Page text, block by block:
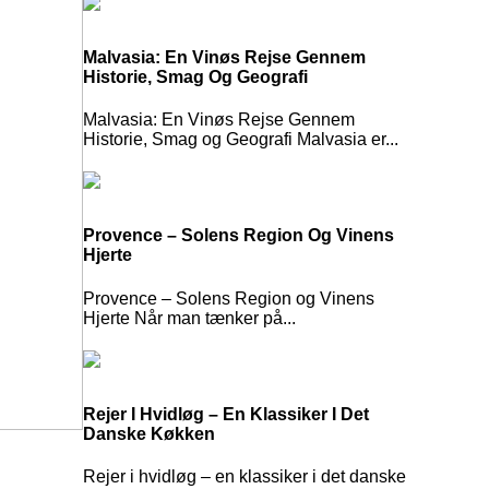
Malvasia: En Vinøs Rejse Gennem
Historie, Smag Og Geografi
Malvasia: En Vinøs Rejse Gennem
Historie, Smag og Geografi Malvasia er...
Provence – Solens Region Og Vinens
Hjerte
Provence – Solens Region og Vinens
Hjerte Når man tænker på...
Rejer I Hvidløg – En Klassiker I Det
Danske Køkken
Rejer i hvidløg – en klassiker i det danske